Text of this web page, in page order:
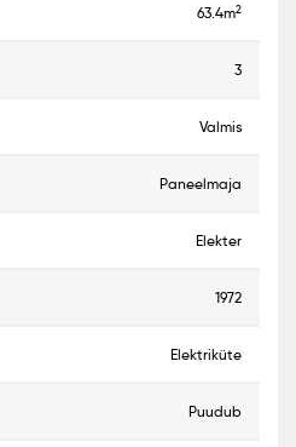
63.4m2
3
Valmis
Paneelmaja
Elekter
1972
Elektriküte
Puudub